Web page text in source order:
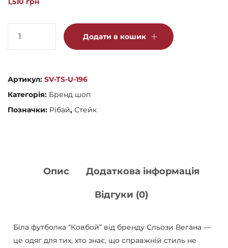
Вегана
кількість
Додати в кошик
Артикул: SV-TS-U-196
Категорія: Бренд шоп
Позначки: Рібай, Стейк
Опис Додаткова інформація
Відгуки (0)
Біла футболка “Ковбой” від бренду Сльози Вегана —
це одяг для тих, хто знає, що справжній стиль не